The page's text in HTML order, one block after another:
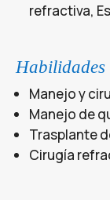
refractiva,
Manejo y
Manejo de
Trasplante
Cirugía